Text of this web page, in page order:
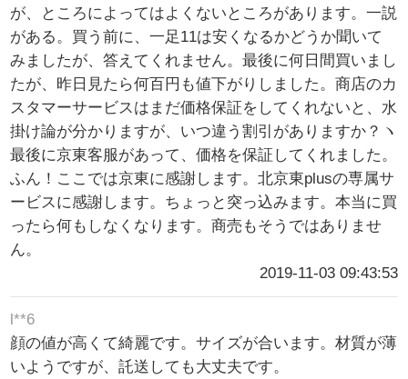
が、ところによってはよくないところがあります。一説
がある。買う前に、一足11は安くなるかどうか聞いて
みましたが、答えてくれません。最後に何日間買いまし
たが、昨日見たら何百円も値下がりしました。商店のカ
スタマーサービスはまだ価格保証をしてくれないと、水
掛け論が分かりますが、いつ違う割引がありますか？ヽ
最後に京東客服があって、価格を保証してくれました。
ふん！ここでは京東に感謝します。北京東plusの専属サ
ービスに感謝します。ちょっと突っ込みます。本当に買
ったら何もしなくなります。商売もそうではありませ
ん。
2019-11-03 09:43:53
l**6
顔の値が高くて綺麗です。サイズが合います。材質が薄
いようですが、託送しても大丈夫です。